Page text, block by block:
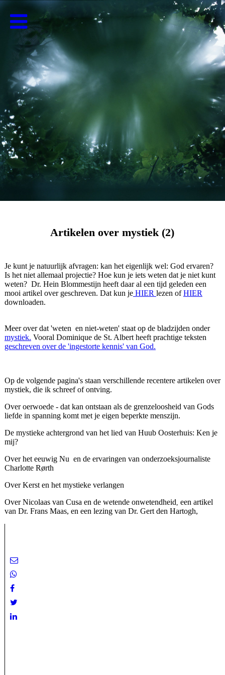
Artikelen over mystiek (2)
Je kunt je natuurlijk afvragen: kan het eigenlijk wel: God ervaren?
Is het niet allemaal projectie? Hoe kun je iets weten dat je niet kunt
weten? Dr. Hein Blommestijn heeft daar al een tijd geleden een
mooi artikel over geschreven. Dat kun jeHIER lezen ofHIER
downloaden.
Meer over dat 'weten en niet-weten' staat op de bladzijden onder
mystiek. Vooral Dominique de St. Albert heeft prachtige teksten
geschreven over de 'ingestorte kennis' van God.
Op de volgende pagina's staan verschillende recentere artikelen over
mystiek, die ik schreef of ontving.
Over oerwoede - dat kan ontstaan als de grenzeloosheid van Gods
liefde in spanning komt met je eigen beperkte menszijn.
De mystieke achtergrond van het lied van Huub Oosterhuis: Ken je
mij?
Over het eeuwig Nu en de ervaringen van onderzoeksjournaliste
Charlotte Rørth
Over Kerst en het mystieke verlangen
Over Nicolaas van Cusa en de wetende onwetendheid, een artikel
van Dr. Frans Maas, en een lezing van Dr. Gert den Hartogh,